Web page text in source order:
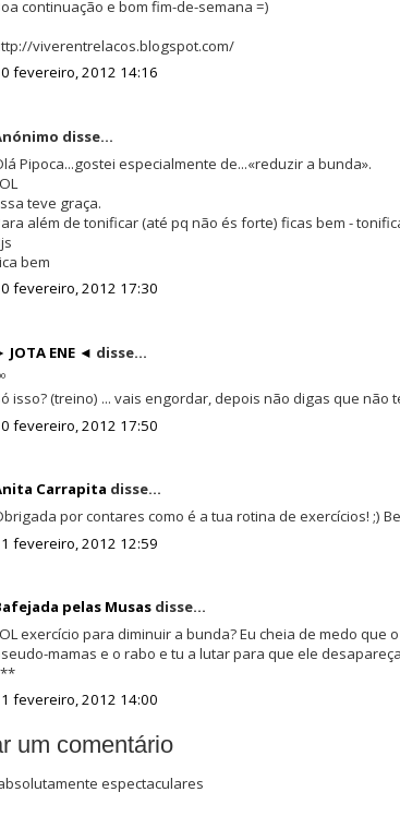
continuação e bom fim-de-semana =)
viverentrelacos.blogspot.com/
fevereiro, 2012 14:16
disse...
Pipoca...gostei especialmente de...«reduzir a bunda».
teve graça.
além de tonificar (até pq não és forte) ficas bem -
bem
fevereiro, 2012 17:30
JOTA ENE ◄ disse...
isso? (treino) ... vais engordar, depois não digas que não
fevereiro, 2012 17:50
Carrapita disse...
por contares como é a tua rotina de exercícios! ;)
fevereiro, 2012 12:59
pelas Musasdisse...
exercício para diminuir a bunda? Eu cheia de medo que
mamas e o rabo e tu a lutar para que ele
fevereiro, 2012 14:00
um comentário
espectaculares